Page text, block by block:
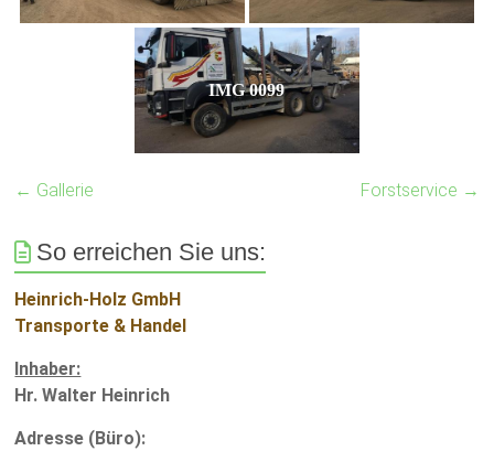
IMG 0099
← Gallerie Forstservice →
So erreichen Sie uns:
Heinrich-Holz GmbH
Transporte & Handel
Inhaber:
Hr. Walter Heinrich
Adresse (Büro):